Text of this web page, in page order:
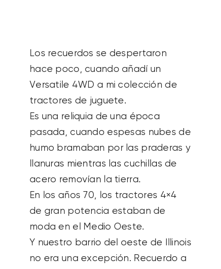
CONTACTANOS
Los recuerdos se despertaron
hace poco, cuando añadí un
Versatile 4WD a mi colección de
tractores de juguete.
Es una reliquia de una época
pasada, cuando espesas nubes de
humo bramaban por las praderas y
llanuras mientras las cuchillas de
acero removían la tierra.
En los años 70, los tractores 4×4
de gran potencia estaban de
moda en el Medio Oeste.
Y nuestro barrio del oeste de Illinois
no era una excepción. Recuerdo a